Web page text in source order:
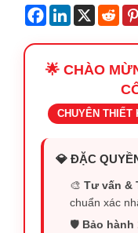
🌟 CHÀO
CHUYÊN THIẾT
💎 ĐẶC
🎨Tư vấn &
chuẩn xác
🛡️ Bảo hành